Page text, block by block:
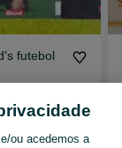
futebol
2026
ou acedemos a